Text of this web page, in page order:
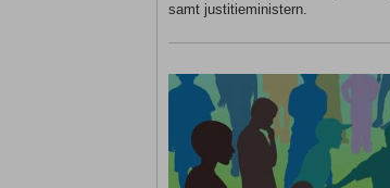
samt justitieministern.